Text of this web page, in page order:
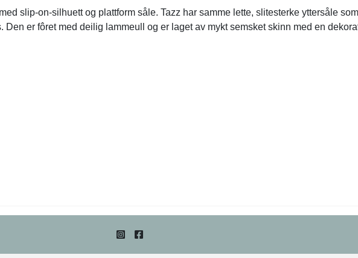
slip-on-silhuett og plattform såle. Tazz har samme lette, slitesterke yttersåle
er fôret med deilig lammeull og er laget av mykt semsket skinn med en